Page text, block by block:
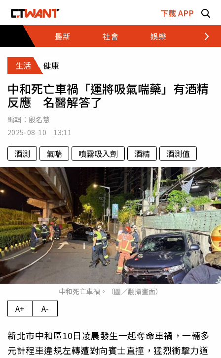
下載 APP
最新
社會 娛樂 財經
生活 健康
中和死亡車禍「運將吸氣喘藥」有酒精
反應 名醫解答了
編輯： 殷名慧
2025-08-10 13:11
酒測 氣喘 噴霧吸入劑 酒精 酒測值
中和死亡車禍。（圖／翻攝畫面）
A+ A-
新北市中和區10日凌晨發生一起奪命車禍，一輛多
元計程車違規左轉遭對向賓士直撞，猛烈衝擊力道